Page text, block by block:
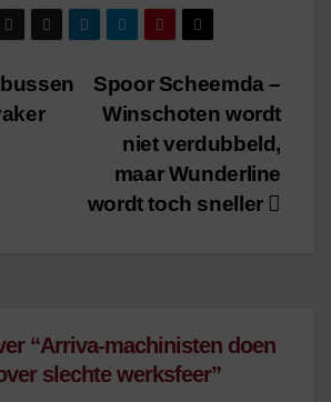
minuut leestijd
Spoor Scheemda –
Winschoten wordt
niet verdubbeld,
maar Wunderline
wordt toch sneller
“Arriva-machinisten doen
slechte werksfeer”